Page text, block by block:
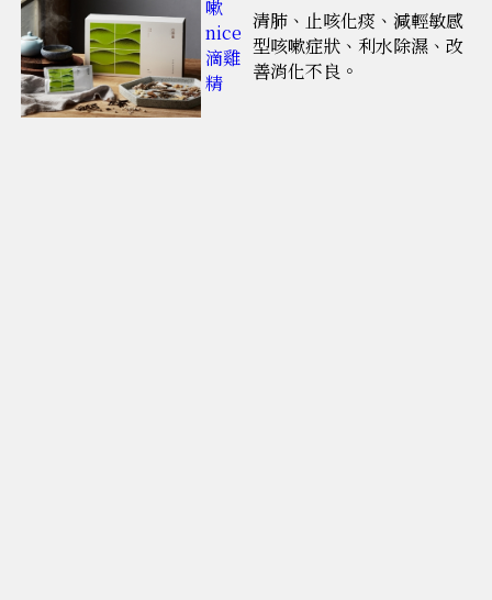
嗽
nice
滴雞
精
清肺、止咳化痰、減輕敏感
型咳嗽症狀、利水除濕、改
善消化不良。